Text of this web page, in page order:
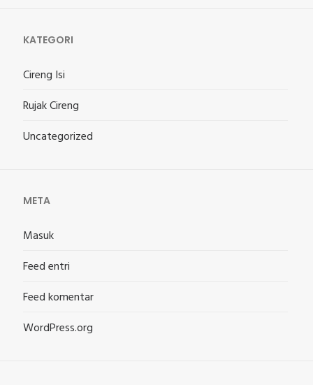
KATEGORI
Cireng Isi
Rujak Cireng
Uncategorized
META
Masuk
Feed entri
Feed komentar
WordPress.org